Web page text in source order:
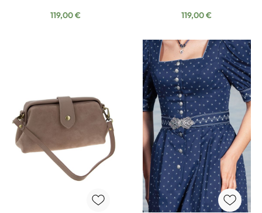
Regulärer Preis:
119,00 € Regulärer Preis:
119,00 €